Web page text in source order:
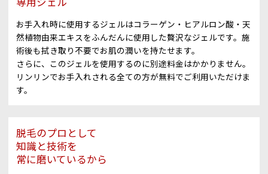
お手入れ時に使用するジェルはコラーゲン・ヒアルロン酸・天
然植物由来エキスをふんだんに使用した贅沢なジェルです。施
術後も拭き取り不要でお肌の潤いを持たせます。
さらに、このジェルを使用するのに別途料金はかかりません。
リンリンでお手入れされる全ての方が無料でご利用いただけま
す。
脱毛のプロとして
知識と技術を
常に磨いているから